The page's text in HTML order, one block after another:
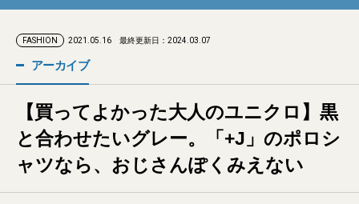
FASHION 2021.05.16 最終更新日：2024.03.07
アーカイブ
【買ってよかった大人のユニクロ】黒
と合わせたいグレー。「+J」のポロシ
ャツなら、おじさんぽくみえない